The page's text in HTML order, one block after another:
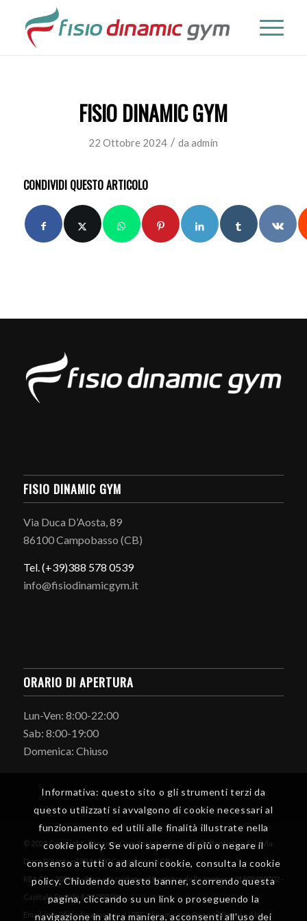
FISIO DINAMIC GYM
22 Ottobre 2024 / daadmin
CONDIVIDI QUESTO ARTICOLO
FISIO DINAMIC GYM
Via Duca D’Aosta, 89
86100 Campobasso (CB)
Tel. (+39)388 578 0539
info@fisiodinamicgym.it
ORARIO DI APERTURA
Lun-Ven: 8:00-22:00
Sab: 8:00-19:00
Domenica: Chiuso
© 2025 Copyright - Dinamic Gym Società Sportiva Dilettantistica Srl - Via
Duca D'Aosta n°89 86100 Campobasso (CB)
REA CB - 205919 - P iva e Iscrizione al Registro delle Imprese 01805480702 -
Capitale Sociale € 10.000,00
Email:info@fisiodinamicgym.it | PEC: dinamicgym@pec.it | Powered by
Informativa: questo sito o gli strumenti terzi da
questo utilizzati si avvalgono di cookie necessari al
funzionamento ed utili alle finalità illustrate nella
cookie policy. Se vuoi saperne di più o negare il
consenso a tutti o ad alcuni cookie, consulta la cookie
policy. Chiudendo questo banner, scorrendo questa
pagina, cliccando su un link o proseguendo la
navigazione in altra maniera, acconsenti all’uso dei